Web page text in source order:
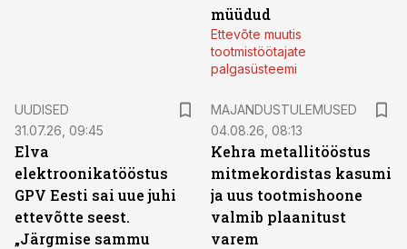
müüdud
Ettevõte muutis
tootmistöötajate
palgasüsteemi
UUDISED
31.07.26, 09:45
Elva
elektroonikatööstus
GPV Eesti sai uue juhi
ettevõtte seest.
„Järgmise sammu
MAJANDUSTULEMUSED
04.08.26, 08:13
Kehra metallitööstus
mitmekordistas kasumi
ja uus tootmishoone
valmib plaanitust
varem